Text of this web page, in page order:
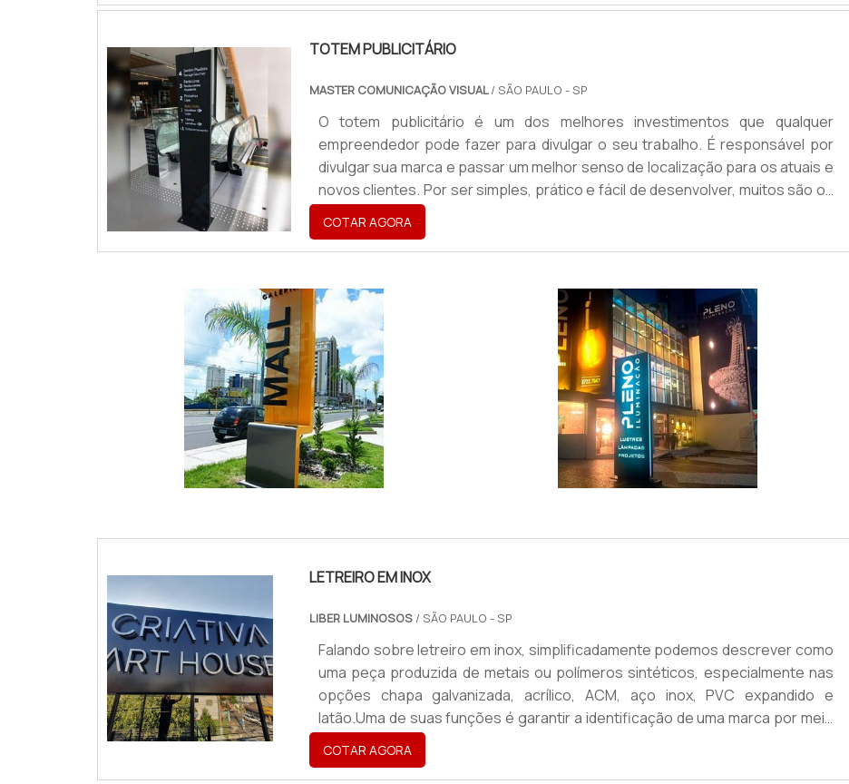
alta durabilidade e é bem resistente, jus...
TOTEM PUBLICITÁRIO
MASTER COMUNICAÇÃO VISUAL/ SÃO PAULO - SP
O totem publicitário é um dos melhores investimentos que qualquer
empreendedor pode fazer para divulgar o seu trabalho. É responsável por
divulgar sua marca e passar um melhor senso de localização para os atuais e
novos clientes. Por ser simples, prático e fácil de desenvolver, muitos são os
negócios que optam por utilizar o totem, como uma porta de entrada para o
mundo da divulgação publicitária e maior contato com os clientes.Tipos di...
COTAR AGORA
LETREIRO EM INOX
LIBER LUMINOSOS/ SÃO PAULO - SP
Falando sobre letreiro em inox, simplificadamente podemos descrever como
uma peça produzida de metais ou polímeros sintéticos, especialmente nas
opções chapa galvanizada, acrílico, ACM, aço inox, PVC expandido e
latão.Uma de suas funções é garantir a identificação de uma marca por meio
de projetos personalizados em diferentes cores, formatos e tamanhos.
Existem também opções com iluminação, ideais para garantir a comunicação
COTAR AGORA